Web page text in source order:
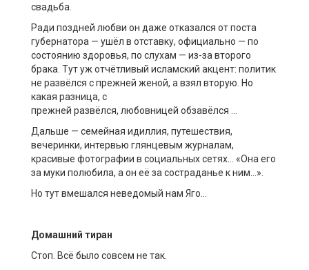
свадьба.
Ради поздней любви он даже отказался от поста
губернатора — ушёл в отставку, официально — по
состоянию здоровья, по слухам — из-за второго
брака. Тутужотчётливый исламский акцент: политик
не развёлся с прежней женой, а взял вторую. Но
какая разница, с
прежней развёлся, любовницей обзавёлся …
Дальше — семейная идиллия, путешествия,
вечеринки, интервью глянцевым журналам,
красивые фотографии в социальных сетях… «Она его
за муки полюбила, а он её за состраданье к ним…».
Но тут вмешался неведомый нам Яго…
Домашний тиран
Стоп. Всё было совсем не так.